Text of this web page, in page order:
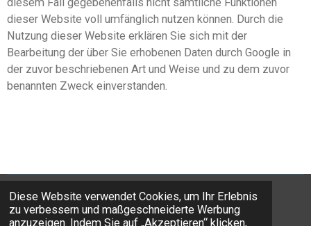
Diese Website verwendet Cookies, um Ihr Erlebnis
zu verbessern und maßgeschneiderte Werbung
anzuzeigen. Indem Sie auf „Akzeptieren“ klicken,
diesem Fall gegebenenfalls nicht sämtliche Funktionen
dieser Website voll umfänglich nutzen können. Durch die
Nutzung dieser Website erklären Sie sich mit der
Bearbeitung der über Sie erhobenen Daten durch Google in
der zuvor beschriebenen Art und Weise und zu dem zuvor
benannten Zweck einverstanden.
© 2006 Complea AG
Mit Unterstützung von Webador